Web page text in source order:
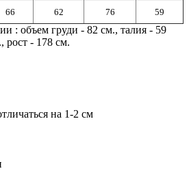
66 62 76 59
: объем груди - 82 см., талия - 59
рост - 178 см.
на 1-2 см